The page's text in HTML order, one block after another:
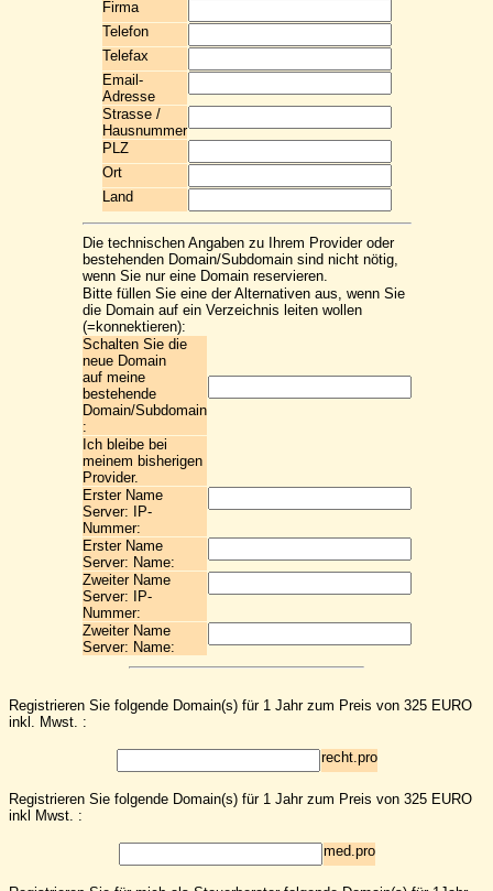
Firma
Telefon
Telefax
Email-
Adresse
Strasse /
Hausnummer
PLZ
Ort
Land
Die technischen Angaben zu Ihrem Provider oder
bestehenden Domain/Subdomain sind nicht nötig,
wenn Sie nur eine Domain reservieren.
Bitte füllen Sie eine der Alternativen aus, wenn Sie
die Domain auf ein Verzeichnis leiten wollen
(=konnektieren):
Schalten Sie die
neue Domain
auf meine
bestehende
Domain/Subdomain
:
Ich bleibe bei
meinem bisherigen
Provider.
Erster Name
Server: IP-
Nummer:
Erster Name
Server: Name:
Zweiter Name
Server: IP-
Nummer:
Zweiter Name
Server: Name:
Registrieren Sie folgende Domain(s) für 1 Jahr zum Preis von 325 EURO
inkl. Mwst. :
recht.pro
Registrieren Sie folgende Domain(s) für 1 Jahr zum Preis von 325 EURO
inkl Mwst. :
med.pro